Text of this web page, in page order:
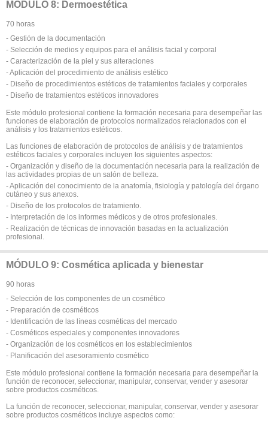
MÓDULO 8: Dermoestética
70 horas
- Gestión de la documentación
- Selección de medios y equipos para el análisis facial y corporal
- Caracterización de la piel y sus alteraciones
- Aplicación del procedimiento de análisis estético
- Diseño de procedimientos estéticos de tratamientos faciales y corporales
- Diseño de tratamientos estéticos innovadores
Este módulo profesional contiene la formación necesaria para desempeñar las
funciones de elaboración de protocolos normalizados relacionados con el
análisis y los tratamientos estéticos.
Las funciones de elaboración de protocolos de análisis y de tratamientos
estéticos faciales y corporales incluyen los siguientes aspectos:
- Organización y diseño de la documentación necesaria para la realización de
las actividades propias de un salón de belleza.
- Aplicación del conocimiento de la anatomía, fisiología y patología del órgano
cutáneo y sus anexos.
- Diseño de los protocolos de tratamiento.
- Interpretación de los informes médicos y de otros profesionales.
- Realización de técnicas de innovación basadas en la actualización
profesional.
MÓDULO 9: Cosmética aplicada y bienestar
90 horas
- Selección de los componentes de un cosmético
- Preparación de cosméticos
- Identificación de las líneas cosméticas del mercado
- Cosméticos especiales y componentes innovadores
- Organización de los cosméticos en los establecimientos
- Planificación del asesoramiento cosmético
Este módulo profesional contiene la formación necesaria para desempeñar la
función de reconocer, seleccionar, manipular, conservar, vender y asesorar
sobre productos cosméticos.
La función de reconocer, seleccionar, manipular, conservar, vender y asesorar
sobre productos cosméticos incluye aspectos como: